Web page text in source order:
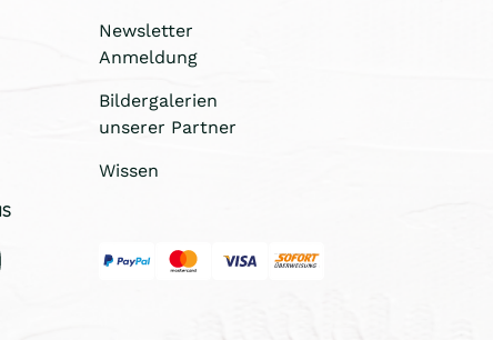
Newsletter
Anmeldung
Bildergalerien
unserer Partner
Wissen